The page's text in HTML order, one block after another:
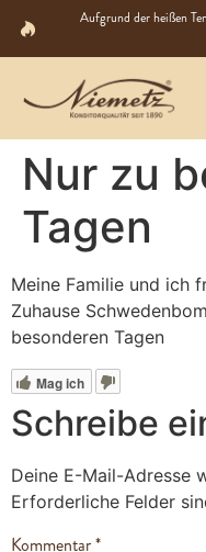
Aufgrund der heißen
Nur zu
Tagen
Meine Familie und ich
Zuhause
besonderen Tagen
Mag ich
Schreibe
Deine E-Mail-Adresse
Erforderliche Felder
Kommentar*